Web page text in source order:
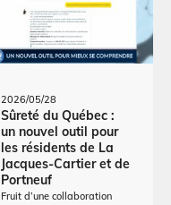
2026/05/28
Sûreté du Québec :
un nouvel outil pour
les résidents de La
Jacques-Cartier et de
Portneuf
Fruit d’une collaboration